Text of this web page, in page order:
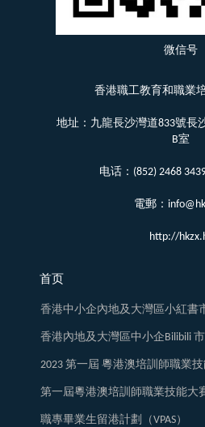
微信号
香港職工教育和職業
地址：九龍長沙灣道833號長
B室
电话：(852) 2468
電郵：
http://
首页
香港中小企內地及大灣區小紅書
香港內地及大灣區中小企Bilibili
2023 第一屆 粵港澳培訓師職業
第一屆粵港澳培訓師職業技能大
職專畢業生留港計劃（VPAS）